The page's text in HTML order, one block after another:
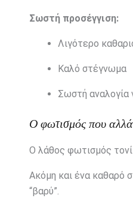
Σωστή προσέγγιση:
Λιγότερο
Καλό στέγνωμα
Σωστή αναλογία
Ο φωτισμός που
Ο λάθος φωτισμός
Ακόμη και ένα καθαρό
“βαρύ”.